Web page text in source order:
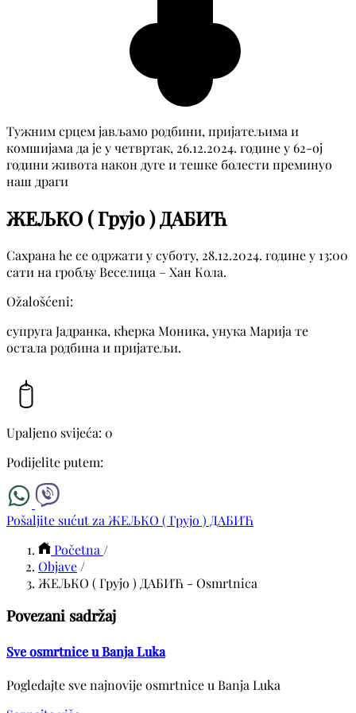
Тужним срцем јављамо родбини, пријатељима и
комшијама да је у четвртак, 26.12.2024. године у 62-ој
години живота након дуге и тешке болести преминуо
наш драги
ЖЕЉКО ( Грујо ) ДАБИЋ
Сахрана ће се одржати у суботу, 28.12.2024. године у 13:00
сати на гробљу Веселица – Хан Кола.
Ožalošćeni:
супруга Јадранка, кћерка Моника, унука Марија те
остала родбина и пријатељи.
Upaljeno svijeća: 0
Podijelite putem:
Pošaljite sućut za ЖЕЉКО ( Грујо ) ДАБИЋ
Početna /
Objave /
ЖЕЉКО ( Грујо ) ДАБИЋ - Osmrtnica
Povezani sadržaj
Sve osmrtnice u Banja Luka
Pogledajte sve najnovije osmrtnice u Banja Luka